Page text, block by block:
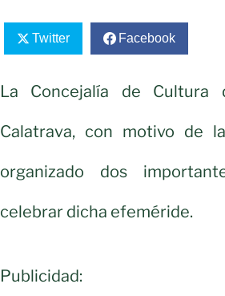
Twitter Facebook
La Concejalía de
Calatrava, con motivo de
organizado dos
celebrar dicha efeméride.
Publicidad: